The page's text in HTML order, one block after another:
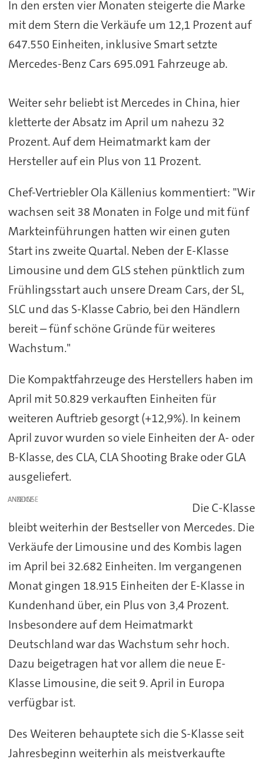
In den ersten vier Monaten steigerte die Marke
mit dem Stern die Verkäufe um 12,1 Prozent auf
647.550 Einheiten, inklusive Smart setzte
Mercedes-Benz Cars 695.091 Fahrzeuge ab.
Weiter sehr beliebt ist Mercedes in China, hier
kletterte der Absatz im April um nahezu 32
Prozent. Auf dem Heimatmarkt kam der
Hersteller auf ein Plus von 11 Prozent.
Chef-Vertriebler Ola Källenius kommentiert: "Wir
wachsen seit 38 Monaten in Folge und mit fünf
Markteinführungen hatten wir einen guten
Start ins zweite Quartal. Neben der E-Klasse
Limousine und dem GLS stehen pünktlich zum
Frühlingsstart auch unsere Dream Cars, der SL,
SLC und das S-Klasse Cabrio, bei den Händlern
bereit – fünf schöne Gründe für weiteres
Wachstum."
Die Kompaktfahrzeuge des Herstellers haben im
April mit 50.829 verkauften Einheiten für
weiteren Auftrieb gesorgt (+12,9%). In keinem
April zuvor wurden so viele Einheiten der A- oder
B-Klasse, des CLA, CLA Shooting Brake oder GLA
ausgeliefert.
ANZEIGE
Die C-Klasse
bleibt weiterhin der Bestseller von Mercedes. Die
Verkäufe der Limousine und des Kombis lagen
im April bei 32.682 Einheiten. Im vergangenen
Monat gingen 18.915 Einheiten der E-Klasse in
Kundenhand über, ein Plus von 3,4 Prozent.
Insbesondere auf dem Heimatmarkt
Deutschland war das Wachstum sehr hoch.
Dazu beigetragen hat vor allem die neue E-
Klasse Limousine, die seit 9. April in Europa
verfügbar ist.
Des Weiteren behauptete sich die S-Klasse seit
Jahresbeginn weiterhin als meistverkaufte